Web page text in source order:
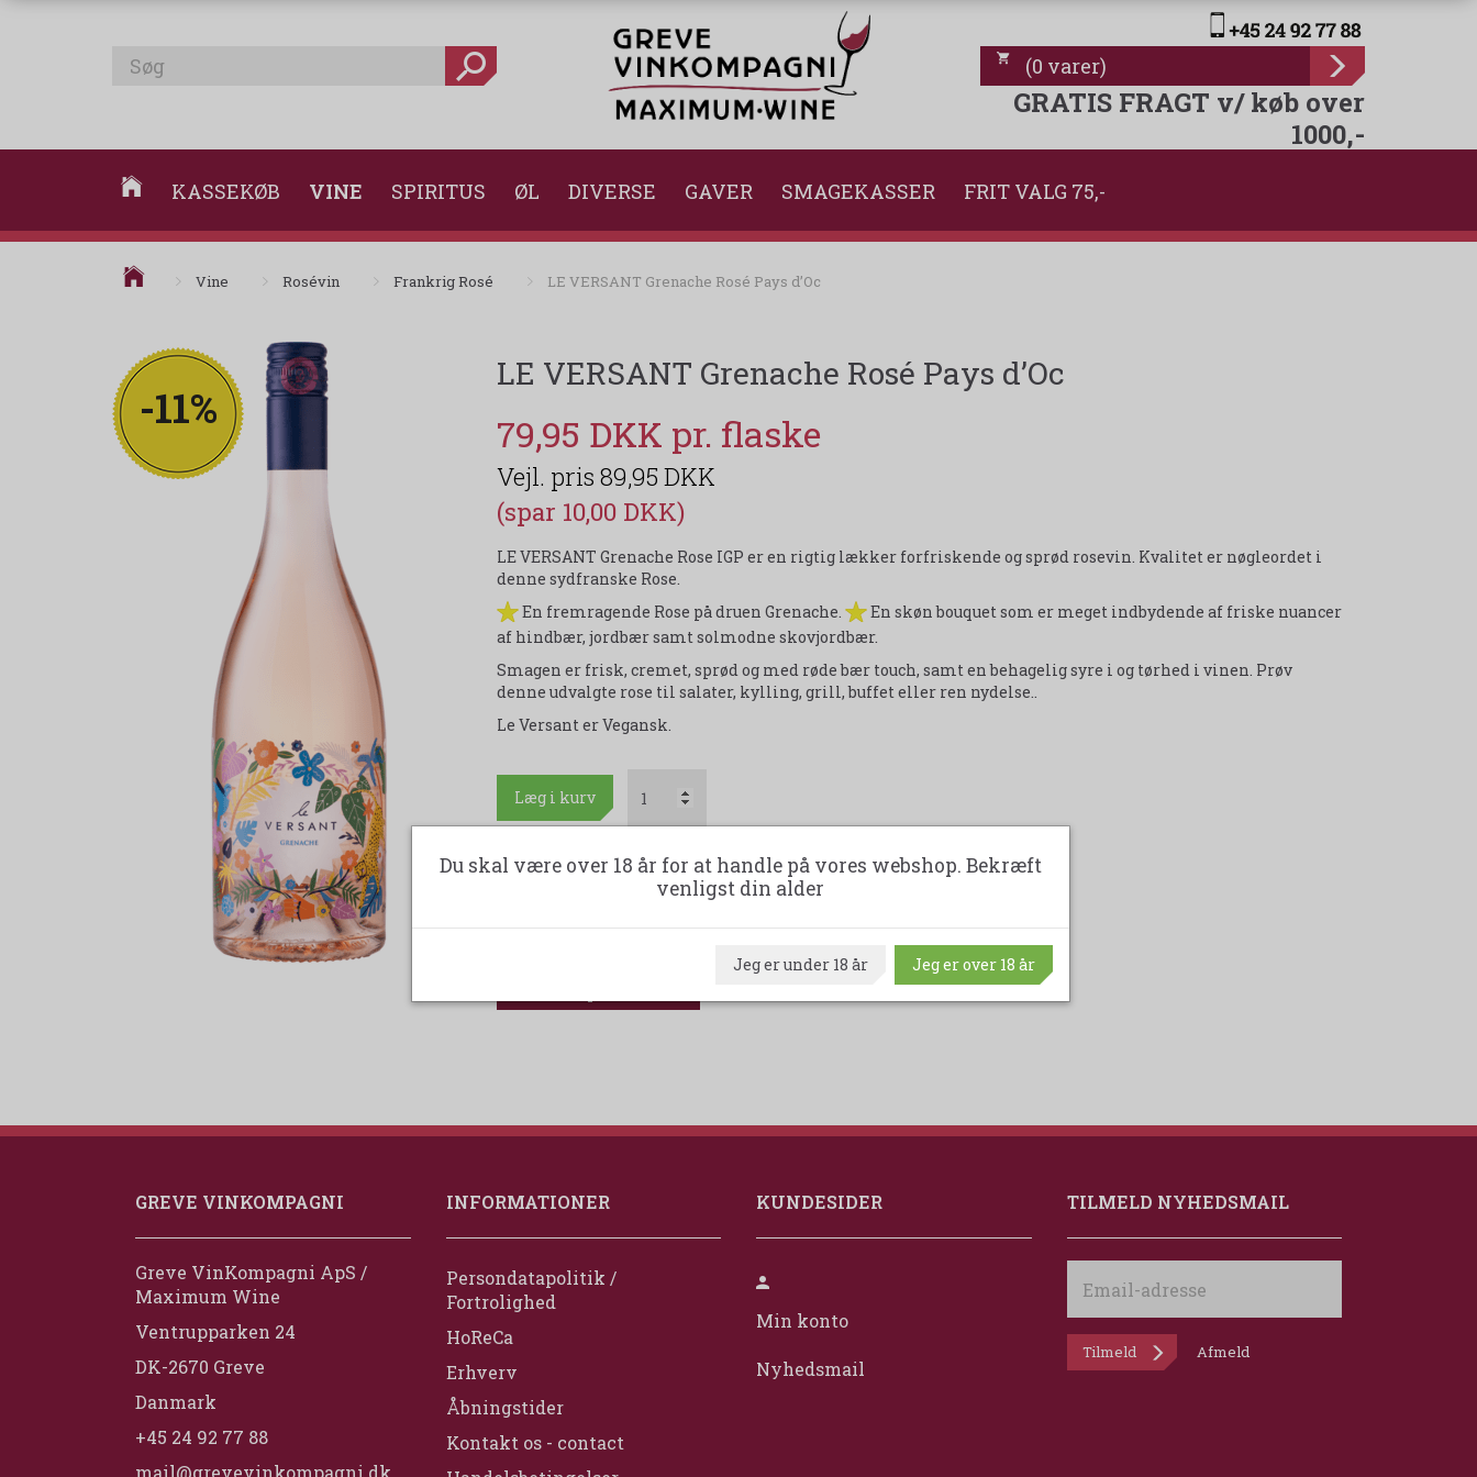
(0 varer)
GRATIS FRAGT v/ køb over
1000,-
KASSEKØB VINE SPIRITUS ØL DIVERSE GAVER SMAGEKASSER FRIT VALG 75,-
Vine Rosévin Frankrig Rosé LE VERSANT Grenache Rosé Pays d’Oc
-11%
LE VERSANT Grenache Rosé Pays d’Oc
79,95 DKK
89,95 DKK
(spar 10,00 DKK)
LE VERSANT Grenache Rose IGP er en rigtig lækker forfriskende og sprød rosevin. Kvalitet er nøgleordet i
denne sydfranske Rose.
En fremragende Rose på druen Grenache.
En skøn bouquet som er meget indbydende af friske nuancer
af hindbær, jordbær samt solmodne skovjordbær.
Smagen er frisk, cremet, sprød og med røde bær touch, samt en behagelig syre i og tørhed i vinen. Prøv
denne udvalgte rose til salater, kylling, grill, buffet eller ren nydelse..
Le Versant er Vegansk.
Læg i kurv
En kasse indeholder 6 flasker. 75 cl. 13 % Alkohol.
denne side.
GREVE VINKOMPAGNI
Greve VinKompagni ApS /
Maximum Wine
Ventrupparken 24
DK-2670 Greve
Danmark
+45 24 92 77 88
mail@grevevinkompagni.dk
INFORMATIONER
Persondatapolitik /
Fortrolighed
HoReCa
Erhverv
Åbningstider
Kontakt os - contact
KUNDESIDER
Min konto
Nyhedsmail
TILMELD NYHEDSMAIL
adresse
Tilmeld Afmeld
Du skal være over 18 år for at handle på vores webshop. Bekræft
venligst din alder
Jeg er under 18 år Jeg er over 18 år